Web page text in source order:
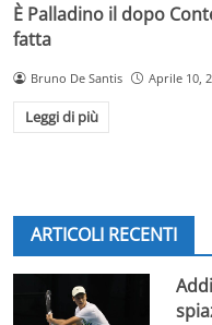
È Palladino il dopo
fatta
Bruno De Santis Aprile 10,
Leggi di più
ARTICOLI RECENTI